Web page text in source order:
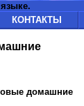
КОНТАКТЫ
домашние